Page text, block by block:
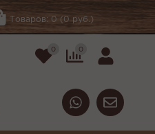
Товаров: 0 (0 руб.)
0 0